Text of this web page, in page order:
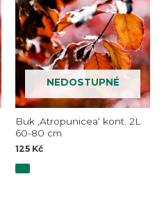
NEDOSTUPNÉ
Buk ‚Atropunicea‘ kont. 2L
60-80 cm
125 Kč